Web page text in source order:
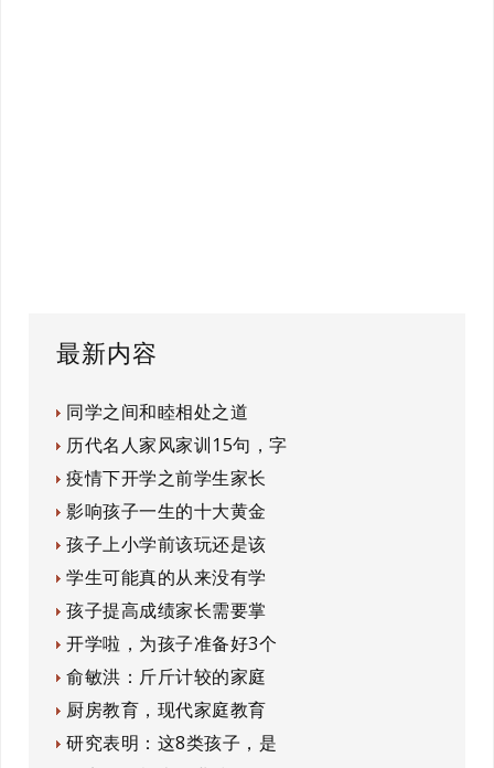
最新内容
同学之间和睦相处之道
历代名人家风家训15句，字
疫情下开学之前学生家长
影响孩子一生的十大黄金
孩子上小学前该玩还是该
学生可能真的从来没有学
孩子提高成绩家长需要掌
开学啦，为孩子准备好3个
俞敏洪：斤斤计较的家庭
厨房教育，现代家庭教育
研究表明：这8类孩子，是